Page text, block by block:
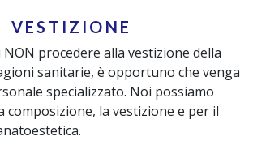
VESTIZIONE
procedere alla vestizione della
sanitarie, è opportuno che venga
specializzato. Noi possiamo
composizione, la vestizione e per il